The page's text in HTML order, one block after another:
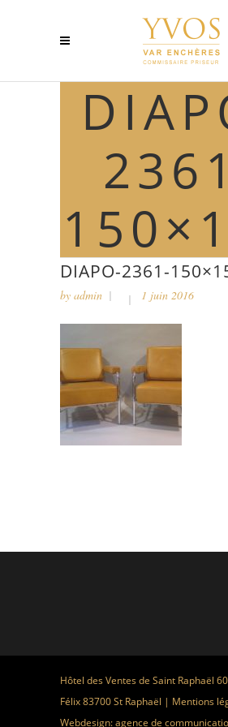
DIAPO-2361-
by admin 1 juin 2016
Hôtel des Ventes de Saint Raphaël
Félix 83700 St Raphaël | Mentions
Webdesign:agence de